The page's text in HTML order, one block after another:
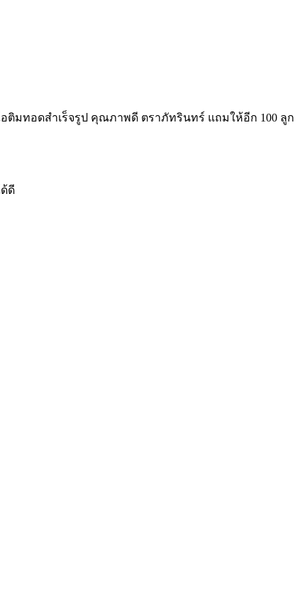
ติมทอดสำเร็จรูป คุณภาพดี ตราภัทรินทร์ แถมให้อีก 100 ลูก
ดี